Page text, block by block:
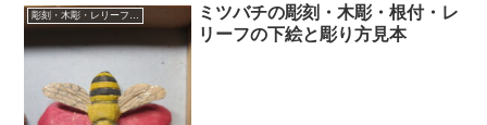
彫刻・木彫・レリーフ・根付の下絵、彫り方見本
ミツバチの彫刻・木彫・根付・レ
リーフの下絵と彫り方見本